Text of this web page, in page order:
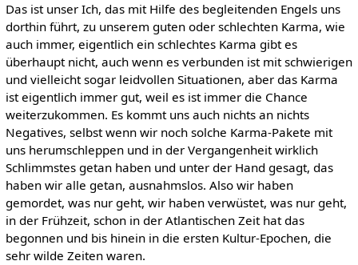
Das ist unser Ich, das mit Hilfe des begleitenden Engels uns
dorthin führt, zu unserem guten oder schlechten Karma, wie
auch immer, eigentlich ein schlechtes Karma gibt es
überhaupt nicht, auch wenn es verbunden ist mit schwierigen
und vielleicht sogar leidvollen Situationen, aber das Karma
ist eigentlich immer gut, weil es ist immer die Chance
weiterzukommen. Es kommt uns auch nichts an nichts
Negatives, selbst wenn wir noch solche Karma-Pakete mit
uns herumschleppen und in der Vergangenheit wirklich
Schlimmstes getan haben und unter der Hand gesagt, das
haben wir alle getan, ausnahmslos. Also wir haben
gemordet, was nur geht, wir haben verwüstet, was nur geht,
in der Frühzeit, schon in der Atlantischen Zeit hat das
begonnen und bis hinein in die ersten Kultur-Epochen, die
sehr wilde Zeiten waren.